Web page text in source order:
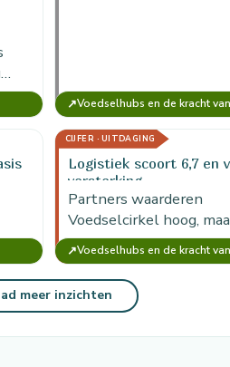
↗
CIJFER · UITDAGING
Logistiek scoort 6,7 en
versterking
Partners waarderen
Voedselcirkel hoog,
logistieke
gemiddeld 6,7; dit
koeling en planning de
versterking.
↗
meer inzichten